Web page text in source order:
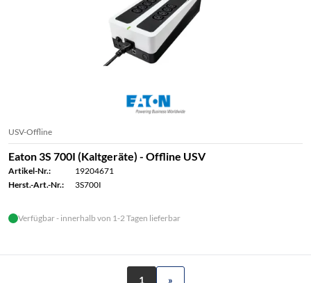
USV-Offline
Eaton 3S 700I (Kaltgeräte) - Offline USV
Artikel-Nr.:
19204671
Herst.-Art.-Nr.:
3S700I
Verfügbar - innerhalb von 1-2 Tagen lieferbar
1 »